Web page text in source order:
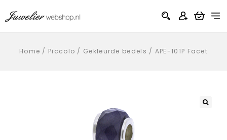
Home / Piccolo / Gekleurde bedels / APE-101P Facet